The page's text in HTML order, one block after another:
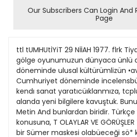
Cumhuriyet Alışveriş
Cumhuriyet Ankara
Cumhuriyet Büyük
Taaruz
Cumhuriyet
Cumartesi
Cumhuriyet Çevre
2016
2015
2013
2012
2011
2010
2009
Our Subscribers Can Login And
Page
ttl tUMHUtİYiT 29 NİİAH 1977. flrk Tiyatrosu dergteinm pee'kerelç çıfcan SOT» sayısında, Türk tiyatrosunun, Anadoıu seyirlik oyuniannın, gölge oyunumuzun dünyaca ünlü araştırmacısı Metin And'ın çok iiginç bir yansı vardı. Kaç kez yazdım, yineleyeyım Cumhuriyet döneminde ulusal kültürümlizün •avsandıgını ileri sürenler tepeden tırnaga yanılgı içindedirler; tersine olarak, ulusal KÜ'.ÎÛIÜmüz ancak Cumhuriyet döneminde incelensbümlştir, ondan önce böyle bir kültürün varlıgı bile bilinmiyordu. Uluslaşma süreci ıledır ki, aydınlarımız kendı sanat yaratıcüıklanmıza, tcplumumuzun tarihine, omın degişme ve gelişmesini oluşturan itici ve yapıcı güçlere egiidıler. Her alanda yeni bilgilere kavuştuk. Bununla da kalmayarak, araştırıcılanmızın yapıtlan dunya çapında ilgi uyandırmaya başladı. İşte sayin Metin And bunlardan biridir. Türkçe yazdıklan dıaında, îngilizce yapıtlar da yayımladı. Eiz şımdi gelelim Türk Tiyatrosu dergisindeki yazııun konusuna, T OLAYLAR VE GÖRÜŞLER TİYATRO ve ŞAMANLIK Melih Cevdet ANDAY okurnus, burada kornryu dile getirmistım. Bu maskenin bir Sümer maskesi olabüeceği sö* konusudur. Sayın Metin And, «Anadolu Köylüsü ve Dionissos» adlı yapıtmda, Anadolu'daki dramat'.k oyunlan ele alarak, yukarda özetlediğim yaygın kuramı uygulamıştı. Son yazısında bu konuya değinerek «Bunlarin (Anadolu'daki dramatiK oyunların) Avrupa'daki dramatik köylü oyunlarmdan daha büyük bir başarı ile bu kurarru dogruladığı bilim dünyasmda kabul edildi. Hıç kuşkusuz bu ritüellerin gerçek sanipleri Anadoıu' daki eski uygarlıklard:. Türkler yeni yurtiannda bunlan sürdürmüşlerdir» demektedir. Başsa bir deyişle. Türkler, bu toprağm kültürlerinı benimseaıişlerdir. Anadolu tarihini özümseyehm dıyerek yıllardır savunduğumuz bir gerçeğin bu örnekte bir kez daha dogrulanmasına ne danli önem versek yeridir. Çünkü Türk halk:, ayclınlann arasında bır türlü bir sonuca bağlan&mi.yan sorunu kendi sağduyusu ile çözümleınış'.r, Anadolu'r.un en eski kültiirlerinden bu yan* çelmiş geçmiş uygarlıkiann sahibidir o. Yfzar, <Ancak Türklerin eski yurdu Orta Asya'dan getirdiklerirun de katkısı yok mudur?» sonısunu sorarak, «Oyun ve Bügü» adlı yapıtmda özeilikle Şamanlık üzerinde durmaktaydı. Nitekiirı Ana bununla yetinmeyerek «Pictorial Kistory oî Turkish Dancing» adlı kıtabında, Türk danslanndaki Şamanlık izlerini göstermiştir Türk Tiyatrosu dergisindeki bu yaadan . öğrendiğimize göre, Amerikalı Profesör E.T. Kirby, tiyatrcnun Şamanlık törenlerinden dofdugunu savunan bir tezı geliştirirken. derslerinde Metin